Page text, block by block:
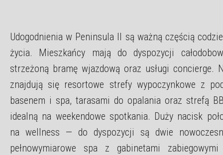
Udogodnienia w Peninsula II są ważną częścią
życia. Mieszkańcy mają do dyspozycji
strzeżoną bramę wjazdową oraz usługi concierge.
znajdują się resortowe strefy wypoczynkowe z
basenem i spa, tarasami do opalania oraz strefą
idealną na weekendowe spotkania. Duży nacisk
na wellness — do dyspozycji są dwie
pełnowymiarowe spa z gabinetami